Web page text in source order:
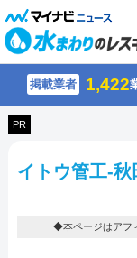
掲載業者 1,422
PR
イトウ管工-秋
◆本ページはアフ